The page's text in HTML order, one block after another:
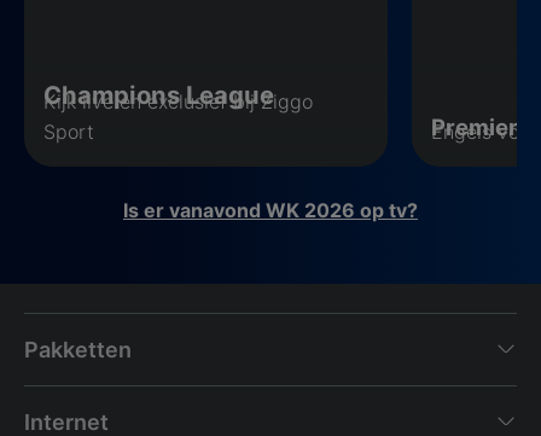
Champions League
Kijk live en exclusief bij Ziggo
Sport
Premier
Engels
Is er vanavond WK 2026 op tv?
Pakketten
Internet